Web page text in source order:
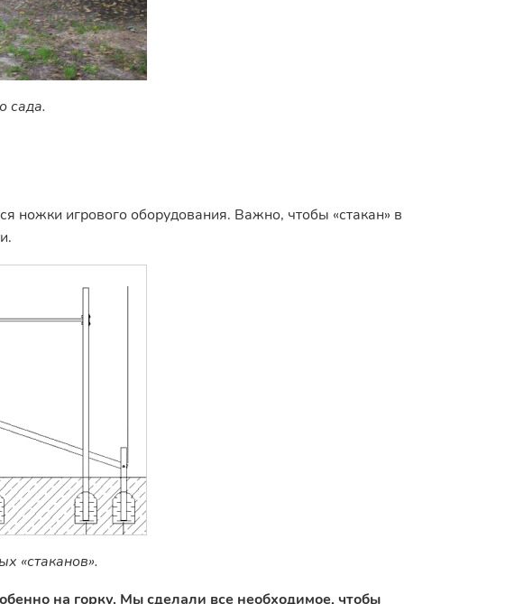
сада.
ножки игрового оборудования. Важно, чтобы «стакан» в
«стаканов».
на горку. Мы сделали все необходимое, чтобы